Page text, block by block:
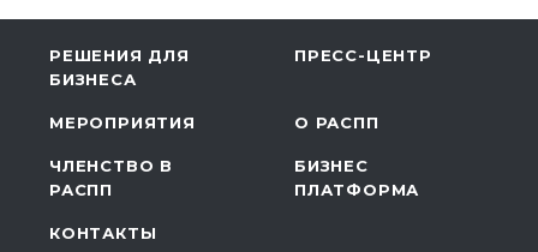
РЕШЕНИЯ ДЛЯ
БИЗНЕСА
ПРЕСС-ЦЕНТР
МЕРОПРИЯТИЯ О РАСПП
ЧЛЕНСТВО В
РАСПП
БИЗНЕС
ПЛАТФОРМА
КОНТАКТЫ